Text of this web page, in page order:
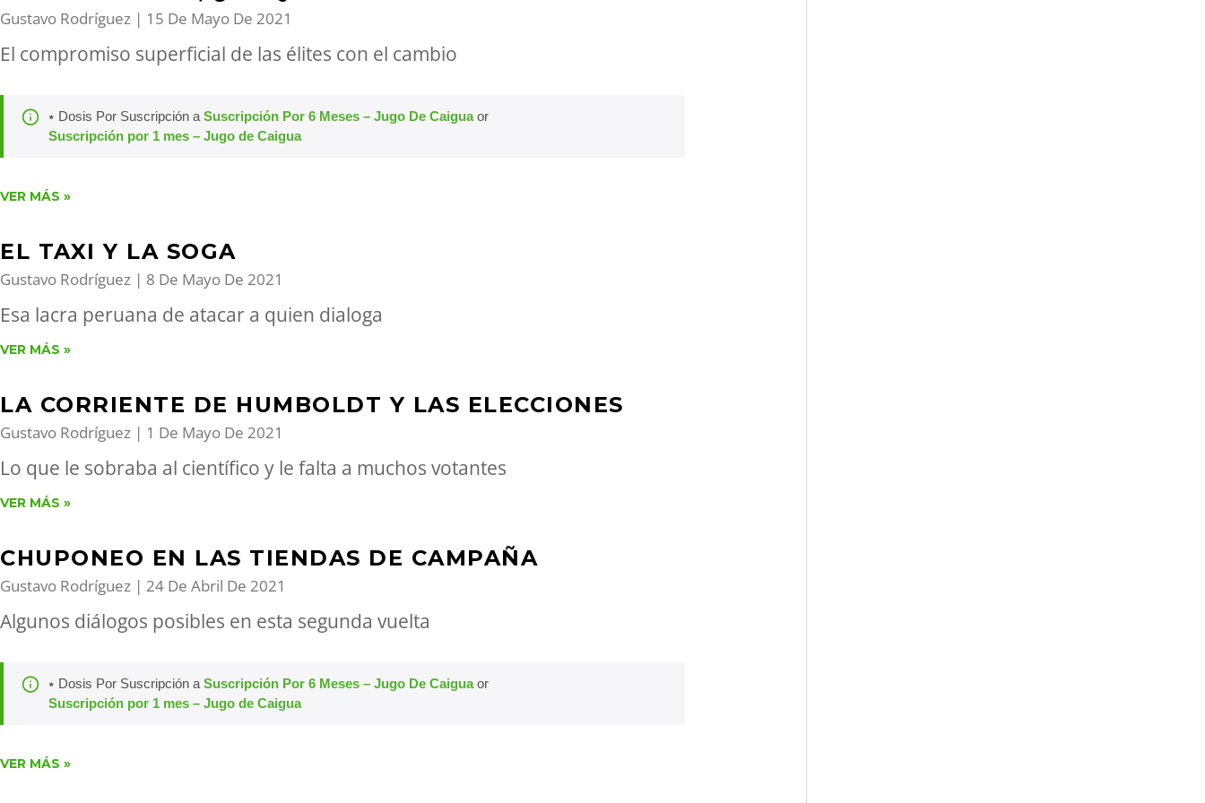
Gustavo Rodríguez 15 De Mayo De 2021
El compromiso superficial de las élites con el cambio
⭑ Dosis Por Suscripción a Suscripción Por 6 Meses – Jugo De Caiguaor
Suscripción por 1 mes – Jugo de Caigua
VER MÁS »
EL TAXI Y LA SOGA
Gustavo Rodríguez 8 De Mayo De 2021
Esa lacra peruana de atacar a quien dialoga
VER MÁS »
LA CORRIENTE DE HUMBOLDT Y LAS ELECCIONES
Gustavo Rodríguez 1 De Mayo De 2021
Lo que le sobraba al científico y le falta a muchos votantes
VER MÁS »
CHUPONEO EN LAS TIENDAS DE CAMPAÑA
Gustavo Rodríguez 24 De Abril De 2021
Algunos diálogos posibles en esta segunda vuelta
⭑ Dosis Por Suscripción a Suscripción Por 6 Meses – Jugo De Caiguaor
Suscripción por 1 mes – Jugo de Caigua
VER MÁS »